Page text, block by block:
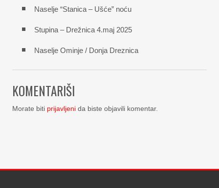
Naselje “Stanica – Ušće” noću
Stupina – Drežnica 4.maj 2025
Naselje Ominje / Donja Dreznica
KOMENTARIŠI
Morate biti prijavljeni da biste objavili komentar.